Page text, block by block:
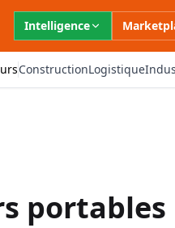
Intelligence
ConstructionLogistique
portables